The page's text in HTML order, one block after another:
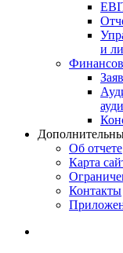
и
Об отчете
Карта
Контакты